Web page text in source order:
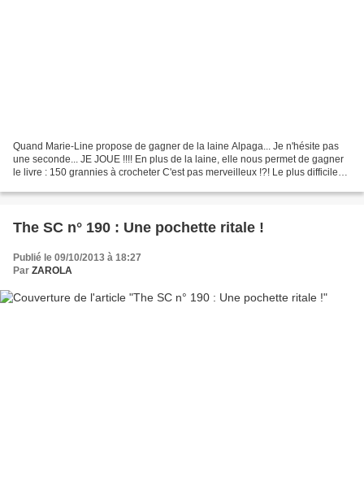
Quand Marie-Line propose de gagner de la laine Alpaga... Je n'hésite pas
une seconde... JE JOUE !!!! En plus de la laine, elle nous permet de gagner
le livre : 150 grannies à crocheter C'est pas merveilleux !?! Le plus difficile
The SC n° 190 : Une pochette ritale !
Publié le 09/10/2013 à 18:27
Par ZAROLA